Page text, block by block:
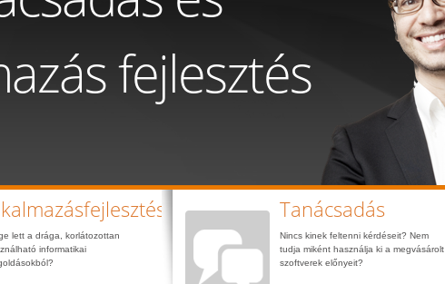
fejlesztés
lett a drága, korlátozottan
informatikai
Tanácsadás
Nincs kinek feltenni kérdéseit? Nem
tudja miként használja ki a megvásárolt
szoftverek előnyeit?